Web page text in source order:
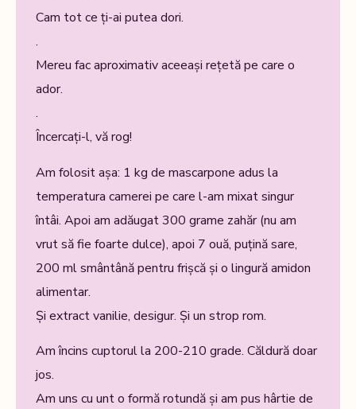
Cam tot ce ți-ai putea dori.
.
Mereu fac aproximativ aceeași rețetă pe care o
ador.
.
Încercați-l, vă rog!
Am folosit așa: 1 kg de mascarpone adus la
temperatura camerei pe care l-am mixat singur
întâi. Apoi am adăugat 300 grame zahăr (nu am
vrut să fie foarte dulce), apoi 7 ouă, puțină sare,
200 ml smântână pentru frișcă și o lingură amidon
alimentar.
Și extract vanilie, desigur. Și un strop rom.
Am încins cuptorul la 200-210 grade. Căldură doar
jos.
Am uns cu unt o formă rotundă și am pus hârtie de